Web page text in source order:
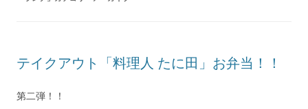
テイクアウト「料理人 たに田」お弁当！！
第二弾！！